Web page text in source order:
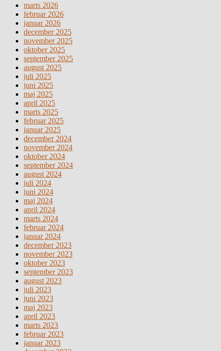
marts 2026
februar 2026
januar 2026
december 2025
november 2025
oktober 2025
september 2025
august 2025
juli 2025
juni 2025
maj 2025
april 2025
marts 2025
februar 2025
januar 2025
december 2024
november 2024
oktober 2024
september 2024
august 2024
juli 2024
juni 2024
maj 2024
april 2024
marts 2024
februar 2024
januar 2024
december 2023
november 2023
oktober 2023
september 2023
august 2023
juli 2023
juni 2023
maj 2023
april 2023
marts 2023
februar 2023
januar 2023